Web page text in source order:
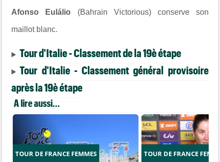
Afonso Eulálio (Bahrain Victorious) conserve son
maillot blanc.
Tour d'Italie - Classement de la 19è étape
Tour d'Italie - Classement général provisoire
après la 19è étape
A lire aussi...
TOUR DE FRANCE FEMMES TOUR DE FRANCE